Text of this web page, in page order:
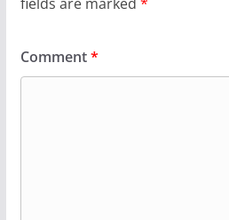
Comment*